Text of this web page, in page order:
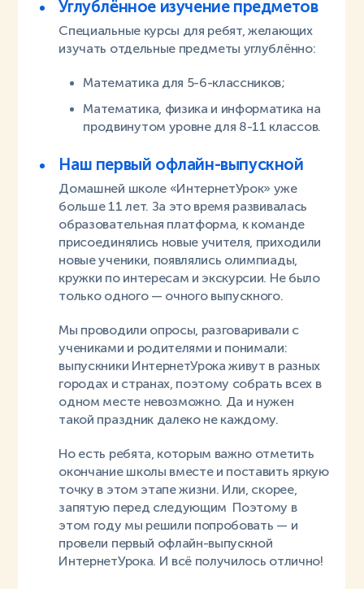
Углублённое изучение предметов
Специальные курсы для ребят, желающих
изучать отдельные предметы углублённо:
Математика для 5-6-классников;
Математика, физика и информатика на
продвинутом уровне для 8-11 классов.
Наш первый офлайн-выпускной
Домашней школе «ИнтернетУрок» уже
больше 11 лет. За это время развивалась
образовательная платформа, к команде
присоединялись новые учителя, приходили
новые ученики, появлялись олимпиады,
кружки по интересам и экскурсии. Не было
только одного — очного выпускного.
Мы проводили опросы, разговаривали с
учениками и родителями и понимали:
выпускники ИнтернетУрока живут в разных
городах и странах, поэтому собрать всех в
одном месте невозможно. Да и нужен
такой праздник далеко не каждому.
Но есть ребята, которым важно отметить
окончание школы вместе и поставить яркую
точку в этом этапе жизни. Или, скорее,
запятую перед следующим Поэтому в
этом году мы решили попробовать — и
провели первый офлайн-выпускной
ИнтернетУрока. И всё получилось отлично!